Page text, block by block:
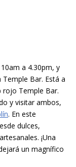
a 4.30pm, y
Bar. Está a
rojo Temple Bar.
y visitar ambos,
. En este
dulces,
¡Una
un magnífico